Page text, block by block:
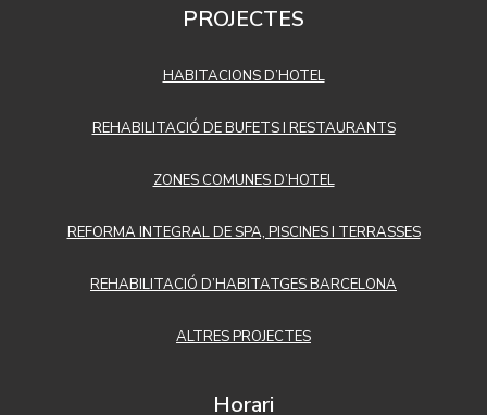
PROJECTES
HABITACIONS D’HOTEL
REHABILITACIÓ DE BUFETS I RESTAURANTS
ZONES COMUNES D’HOTEL
REFORMA INTEGRAL DE SPA, PISCINES I TERRASSES
REHABILITACIÓ D’HABITATGES BARCELONA
ALTRES PROJECTES
Horari